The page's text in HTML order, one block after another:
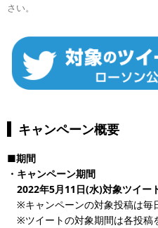
さい。
キャンペーン概要
■期間
・キャンペーン期間
2022年5月11日(水)対象ツイー
※キャンペーンの対象投稿は毎
※ツイートの対象期間は各投稿